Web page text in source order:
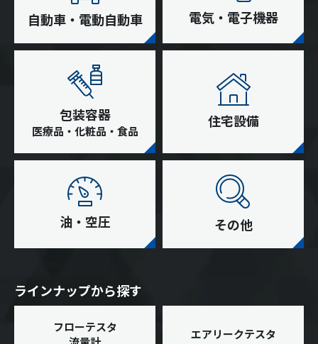
自動車・電動自動車 電気・電子機器
包装容器
医療品・化粧品・食品
住宅設備
油・空圧 その他
ラインナップから探す
フローテスタ
エアリークテスタ